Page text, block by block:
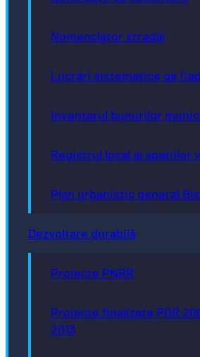
Nomenclator stradal
Lucrări sistematice de
Inventarul bunurilor
Registrul local al spațiilor
Plan urbanistic general
Dezvoltare durabilă
Proiecte PNRR
Proiecte finalizate POR
2013